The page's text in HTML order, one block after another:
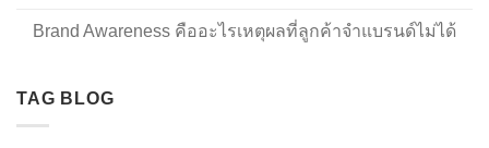
Brand Awareness คืออะไรเหตุผลที่ลูกค้าจำแบรนด์ไม่ได้
TAG BLOG